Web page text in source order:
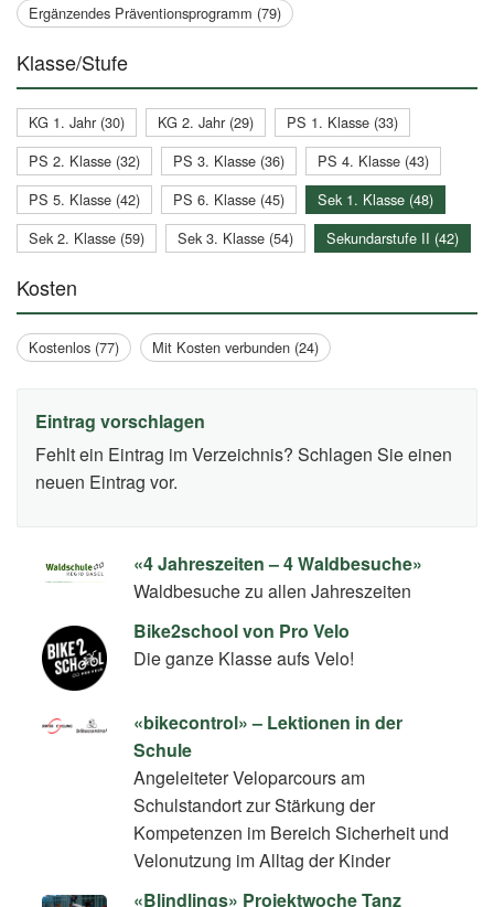
«4 Jahreszeiten – 4 Waldbesuche»
Waldbesuche zu allen Jahreszeiten
Bike2school von Pro Velo
Die ganze Klasse aufs Velo!
«bikecontrol» – Lektionen in der
Schule
Angeleiteter Veloparcours am
Schulstandort zur Stärkung der
Kompetenzen im Bereich Sicherheit und
Velonutzung im Alltag der Kinder
«Blindlings» Projektwoche Tanz
Ergänzendes Präventionsprogramm (79)
Klasse/Stufe
KG 1. Jahr (30) KG 2. Jahr (29)
PS 1. Klasse (33)
PS 2. Klasse (32)
PS 3. Klasse (36)
PS 4. Klasse (43)
PS 5. Klasse (42)
PS 6. Klasse (45)
Sek 1. Klasse (48)
Sek 2. Klasse (59)
Sek 3. Klasse (54) Sekundarstufe II (42)
Kosten
Kostenlos (77) Mit Kosten verbunden (24)
Eintrag vorschlagen
Fehlt ein Eintrag im Verzeichnis? Schlagen Sie einen
neuen Eintrag vor.